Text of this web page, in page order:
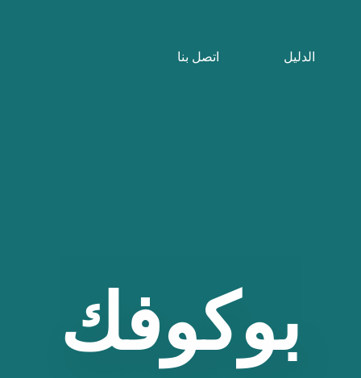
الدليل اتصل بنا
بوكوفك